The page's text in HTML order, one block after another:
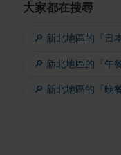
大家都在搜尋
🔎 新北地區的『日
🔎 新北地區的『午
🔎 新北地區的『晚